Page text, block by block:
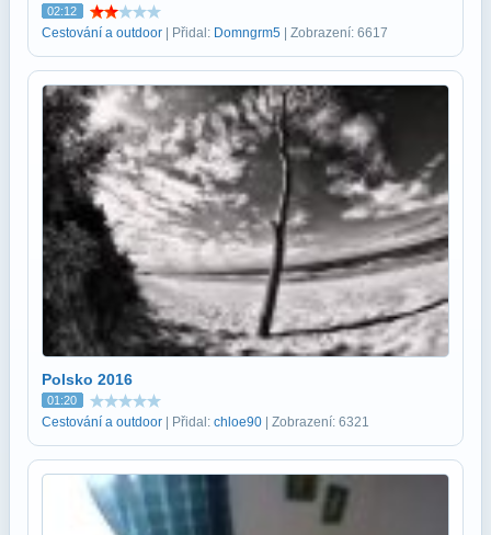
02:12
Cestování a outdoor | Přidal: Domngrm5 | Zobrazení: 6617
Polsko 2016
01:20
Cestování a outdoor | Přidal: chloe90 | Zobrazení: 6321